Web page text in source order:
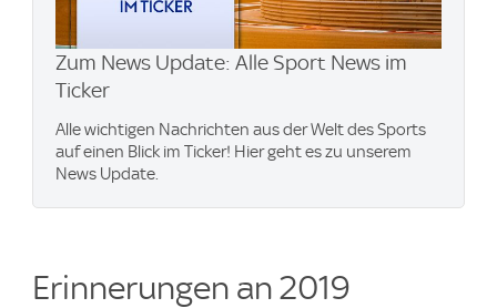
Zum News Update: Alle Sport News im
Ticker
Alle wichtigen Nachrichten aus der Welt des Sports
auf einen Blick im Ticker! Hier geht es zu unserem
News Update.
Erinnerungen an 2019